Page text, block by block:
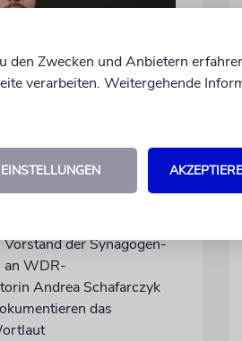
des ÖRR
der Synagogen-
an WDR-
Andrea Schafarczyk
das
den Zwecken und Anbietern
verarbeiten. Weitergehende
EINSTELLUNGEN